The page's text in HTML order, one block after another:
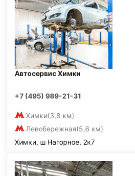
Автосервис Химки
+7 (495) 989-21-31
Химки(3,8 км)
Левобережная(5,6 км)
Химки, ш Нагорное, 2к7